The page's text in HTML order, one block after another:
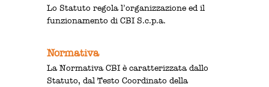
Lo Statuto regola l’organizzazione ed il
funzionamento di CBI S.c.p.a.
Normativa
La Normativa CBI è caratterizzata dallo
Statuto, dal Testo Coordinato della